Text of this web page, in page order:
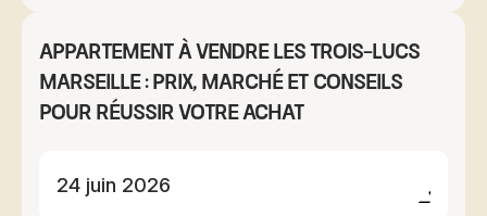
Appartement à vendre Les Trois-Lucs
Marseille : prix, marché et conseils
pour réussir votre achat
24 juin 2026